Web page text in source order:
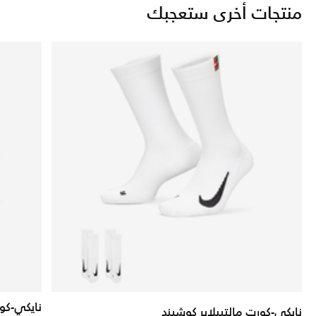
منتجات أخرى ستعجبك
نايكي-